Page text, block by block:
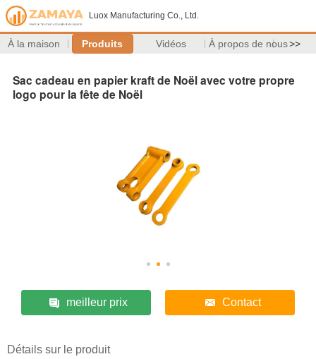
Luox Manufacturing Co., Ltd.
À la maison Produits Vidéos À propos de nous>>
Sac cadeau en papier kraft de Noël avec votre propre
logo pour la fête de Noël
meilleur prix Contact
Détails sur le produit